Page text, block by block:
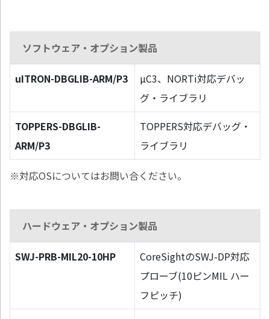
ソフトウェア・オプション製品
uITRON-DBGLIB-ARM/P3
µC3、NORTi対応デバッ
グ・ライブラリ
TOPPERS-DBGLIB-
ARM/P3
TOPPERS対応デバッグ・
ライブラリ
※対応OSについてはお問い合ください。
ハードウェア・オプション製品
SWJ-PRB-MIL20-10HP
CoreSightのSWJ-DP対応
プローブ(10ピンMIL ハー
フピッチ)